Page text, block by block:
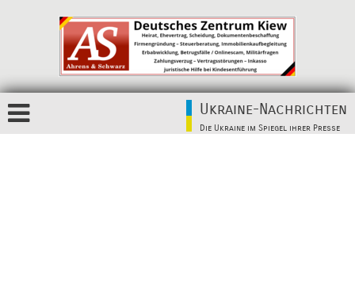
Ukraine-Nachrichten
Die Ukraine im Spiegel ihrer Presse